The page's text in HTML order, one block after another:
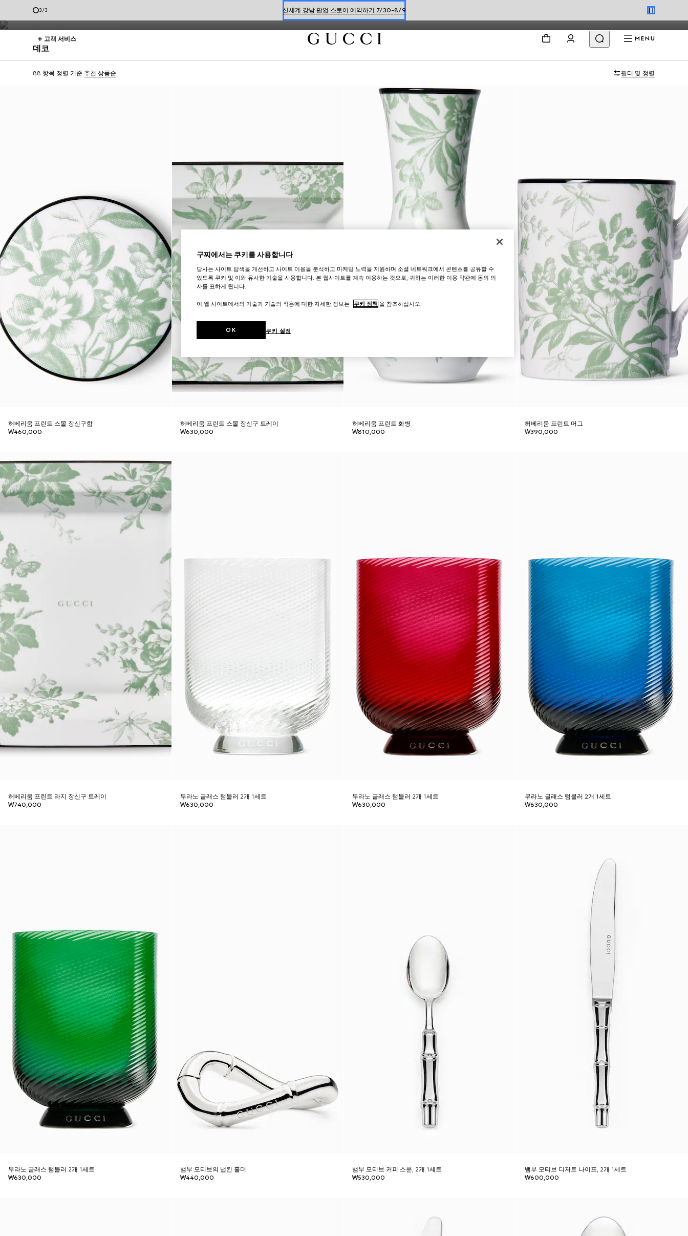
3/3 신세계 강남 팝업 스토어 예약하기 7/30-8/9
한정 기간 만나보는 장기 무이자 할부 서비스
고객 서비스
MENU
빈티지 꾸띄르 감성의 가구와 인테리어 소품 컬렉션, 구찌 데코를 소개합니다.
데코
88 항목 정렬 기준 추천 상품순 필터 및 정렬
허베리움 프린트 스몰 장신구함
₩460,000
허베리움 프린트 스몰 장신구 트레이
₩630,000
허베리움 프린트 화병
₩810,000
허베리움 프린트 머그
₩390,000
허베리움 프린트 라지 장신구 트레이
₩740,000
무라노 글래스 텀블러 2개 1세트
₩630,000
무라노 글래스 텀블러 2개 1세트
₩630,000
무라노 글래스 텀블러 2개 1세트
₩630,000
무라노 글래스 텀블러 2개 1세트
₩630,000
뱀부 모티브의 냅킨 홀더
₩440,000
뱀부 모티브 커피 스푼, 2개 1세트
₩530,000
뱀부 모티브 디저트 나이프, 2개 1세트
₩600,000
구찌에서는 쿠키를 사용합니다
당사는 사이트 탐색을 개선하고 사이트 이용을 분석하고 마케팅 노력을 지원하며 소셜 네트워크에서 콘텐츠를 공유할 수
있도록 쿠키 및 이와 유사한 기술을 사용합니다. 본 웹사이트를 계속 이용하는 것으로, 귀하는 이러한 이용 약관에 동의 의
사를 표하게 됩니다.
이 웹 사이트에서의 기술과 기술의 적용에 대한 자세한 정보는 쿠키 정책 을 참조하십시오.
쿠키 설정
OK